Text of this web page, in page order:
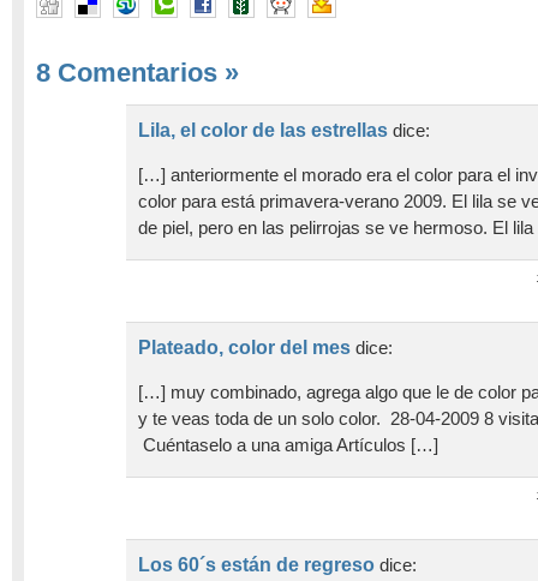
8 Comentarios »
Lila, el color de las estrellas dice:
[…] anteriormente el morado era el color para el
color para está primavera-verano 2009. El lila se
de piel, pero en las pelirrojas se ve hermoso. El
Plateado, color del mes dice:
[…] muy combinado, agrega algo que le de color
y te veas toda de un solo color. 28-04-2009 8
Cuéntaselo a una amiga Artículos […]
Los 60´s están de regreso dice: